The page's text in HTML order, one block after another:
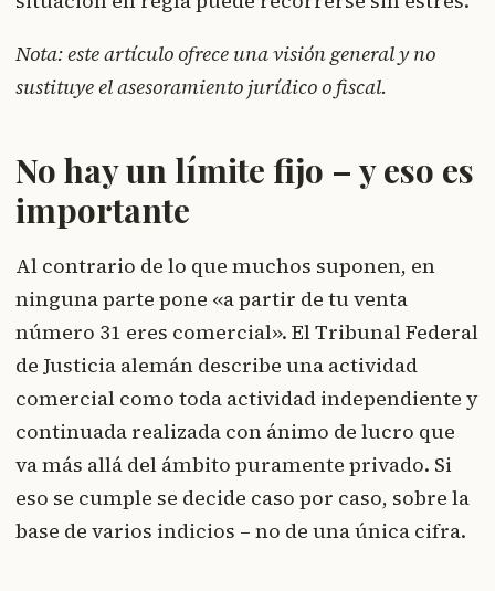
Nota: este artículo ofrece una visión general y no
sustituye el asesoramiento jurídico o fiscal.
No hay un límite fijo – y eso es
importante
Al contrario de lo que muchos suponen, en
ninguna parte pone «a partir de tu venta
número 31 eres comercial». El Tribunal Federal
de Justicia alemán describe una actividad
comercial como toda actividad independiente y
continuada realizada con ánimo de lucro que
va más allá del ámbito puramente privado. Si
eso se cumple se decide caso por caso, sobre la
base de varios indicios – no de una única cifra.